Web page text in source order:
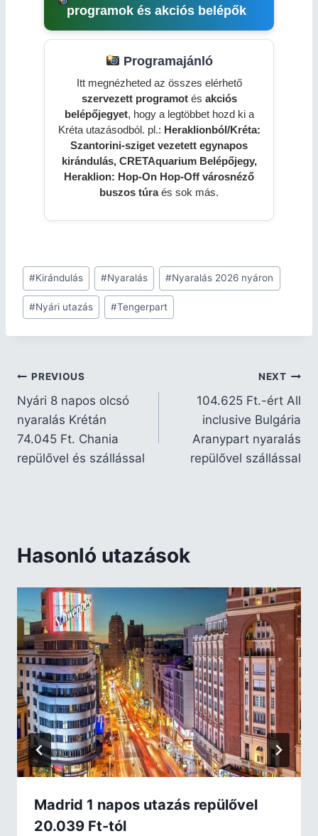
programok és akciós belépők
Programajánló
Itt megnézheted az összes elérhető
szervezett programotés akciós
belépőjegyet, hogy a legtöbbet hozd ki a
Kréta utazásodból. pl.: Heraklionból/Kréta:
Szantorini-sziget vezetett egynapos
kirándulás, CRETAquarium Belépőjegy,
Heraklion: Hop-On Hop-Off városnéző
buszos túraés sok más.
#Kirándulás #Nyaralás #Nyaralás 2026 nyáron
#Nyári utazás #Tengerpart
PREVIOUS
Nyári 8 napos olcsó
nyaralás Krétán
74.045 Ft. Chania
repülővel és szállással
NEXT
104.625 Ft.-ért All
inclusive Bulgária
Aranypart nyaralás
repülővel szállással
Hasonló utazások
Madrid 1 napos utazás repülővel
20.039 Ft-tól